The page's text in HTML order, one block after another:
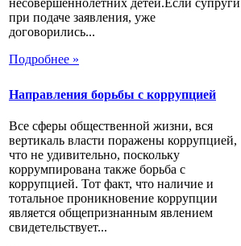
при подаче заявления, уже
договорились...
Подробнее »
Направления борьбы с коррупцией
Все сферы общественной жизни, вся
вертикаль власти поражены коррупцией,
что не удивительно, поскольку
коррумпирована также борьба с
коррупцией. Тот факт, что наличие и
тотальное проникновение коррупции
является общепризнанным явлением
свидетельствует...